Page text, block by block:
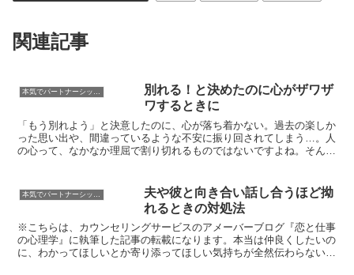
関連記事
本気でパートナーシップ！
別れる！と決めたのに心がザワザ
ワするときに
「もう別れよう」と決意したのに、心が落ち着かない。過去の楽しか
った思い出や、間違っているような不安に振り回されてしまう…。人
の心って、なかなか理屈で割り切れるものではないですよね。そんな
夫や彼と向き合い話し合うほど拗
れるときの対処法
※こちらは、カウンセリングサービスのアメーバーブログ『恋と仕事
の心理学』に執筆した記事の転載になります。本当は仲良くしたいの
に、わかってほしいとか寄り添ってほしい気持ちが全然伝わらない。